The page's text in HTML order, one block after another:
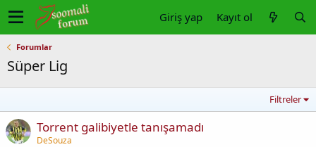
Giriş yap Kayıt ol
Forumlar
Süper Lig
Filtreler
Torrent galibiyetle tanışamadı
DeSouza